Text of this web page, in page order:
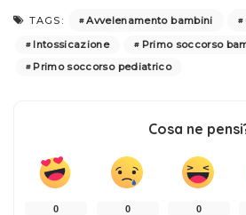
TAGS: Avvelenamento bambini
Intossicazione
Primo soccorso
Primo soccorso pediatrico
Cosa ne
0 0 0